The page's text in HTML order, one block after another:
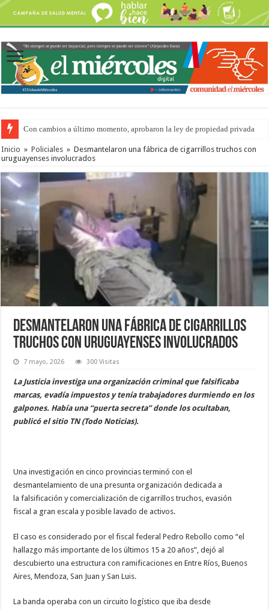
Con cambios a último momento, aprobaron la ley de propiedad privada
Inicio » Policiales » Desmantelaron una fábrica de cigarrillos truchos con
uruguayenses involucrados
Desmantelaron una fábrica de cigarrillos
truchos con uruguayenses involucrados
7 mayo, 2026 300 Visitas
La Justicia investiga una organización criminal que falsificaba
marcas, evadía impuestos y tenía trabajadores durmiendo en los
galpones. Había una “puerta secreta” donde los ocultaban,
publicó el sitio TN (Todo Noticias).
Una investigación en cinco provincias terminó con el
desmantelamiento de una presunta organización dedicada a
la falsificación y comercialización de cigarrillos truchos, evasión
fiscal a gran escala y posible lavado de activos.
El caso es considerado por el fiscal federal Pedro Rebollo como “el
hallazgo más importante de los últimos 15 a 20 años”, dejó al
descubierto una estructura con ramificaciones en Entre Ríos, Buenos
Aires, Mendoza, San Juan y San Luis.
La banda operaba con un circuito logístico que iba desde